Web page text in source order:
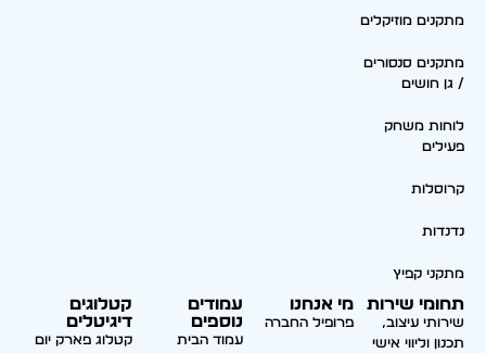
מתקנים מוזיקלים
מתקנים סנסורים
/ גן חושים
לוחות משחק
פעילים
קרוסלות
נדנדות
מתקני קפיץ
תחומי שירות
שירותי עיצוב,
תכנון וליווי אישי
מי אנחנו
פרופיל החברה
עמודים
נוספים
עמוד הבית
קטלוגים
דיגיטלים
קטלוג פארק יום